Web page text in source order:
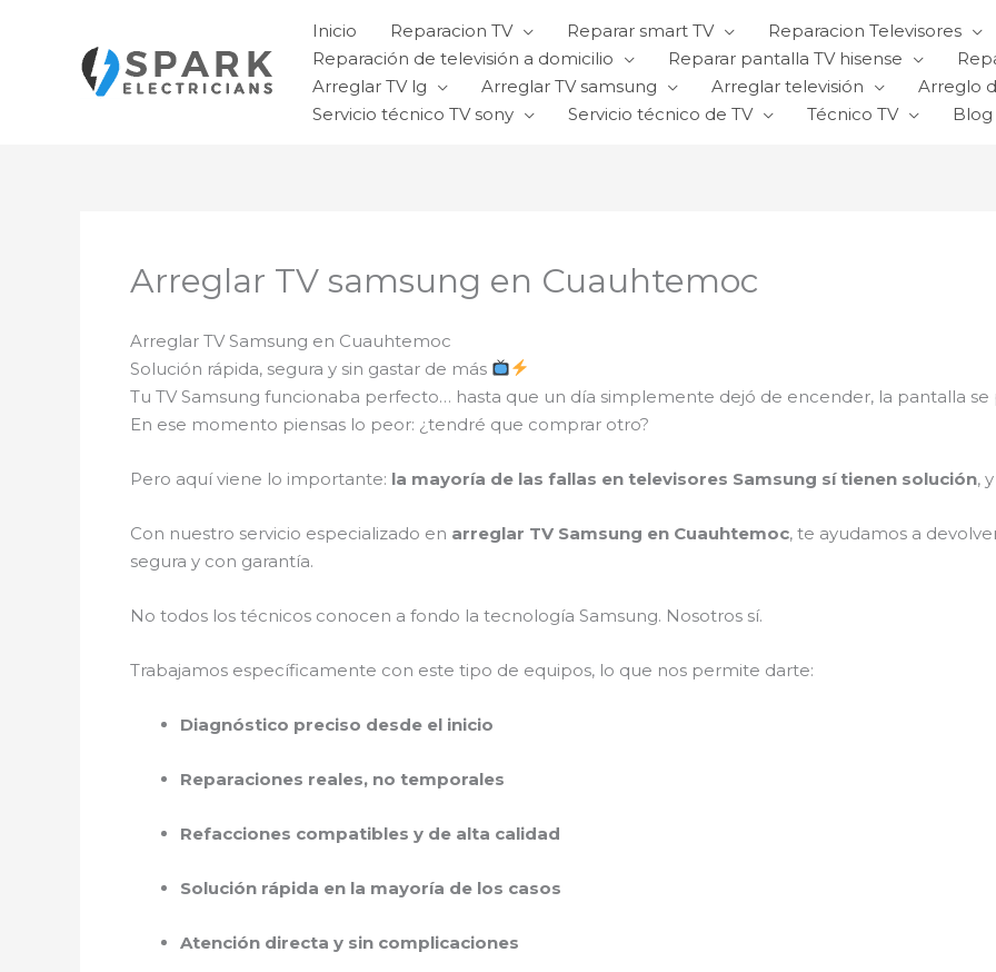
contenido
Inicio Reparacion TV Reparar smart TV
Reparacion Televisores
Reparación de televisión a domicilio
Reparar pantalla TV hisense
Arreglar TV lg
Arreglar TV samsung Arreglar televisión
Arreglo
Servicio técnico TV sony
Servicio técnico de TV Técnico TV Blog
Arreglar TV samsung en Cuauhtemoc
Arreglar TV Samsung en Cuauhtemoc
Solución rápida, segura y sin gastar de más
Tu TV Samsung funcionaba perfecto… hasta que un día simplemente dejó de encender, la pantalla
En ese momento piensas lo peor: ¿tendré que comprar otro?
Pero aquí viene lo importante: la mayoría de las fallas en televisores Samsung sí tienen solución,
Con nuestro servicio especializado en arreglar TV Samsung en Cuauhtemoc, te ayudamos a
segura y con garantía.
No todos los técnicos conocen a fondo la tecnología Samsung. Nosotros sí.
Trabajamos específicamente con este tipo de equipos, lo que nos permite darte:
Diagnóstico preciso desde el inicio
Reparaciones reales, no temporales
Refacciones compatibles y de alta calidad
Solución rápida en la mayoría de los casos
Atención directa y sin complicaciones